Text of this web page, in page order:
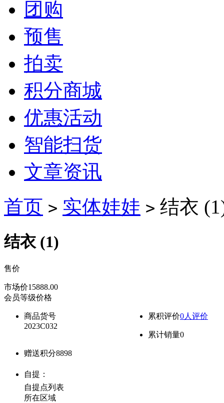
团购
预售
拍卖
积分商城
优惠活动
智能扫货
文章资讯
首页 > 实体娃娃 > 结衣
结衣 (1)
售价
市场价15888.00
会员等级价格
商品货号
2023C032
累积评价0人评价
累计销量0
赠送积分8898
自提：
自提点列表
所在区域